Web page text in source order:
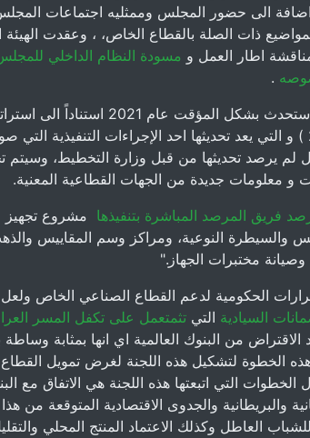
اضافة الى حضور المجلس وممثليه اجتماعات
ذات الصلة بالقطاع الخاص، ، وعقدت الهيئة
اطار العمل و مسودة النظام الداخلي
.
كان مجلس القطاع الخاص قد استحدث بشكل المؤقت عام 2021
القطاع الخاص ( 2014 – 2030 ) و التي يعد تحديثها احد الإجراءات التنفيذية
لم يرصد تحديثها من قبل وزارة التخطيط، وسيتم
و معلومات جديدة من الجهات القطاعية المعنية.
فريق المرصد المباشرة بتنفيذها مشروع تجهيز
والسيطرة النوعية، ومراكز وسم المقاييس
مختبرات الجهاز."
الحكومية لدعم القطاع الصناعي الخاص ولعل
السيادية التي تثمتعمل على تكفل المسر
من البنوك العالمية اي انها بمثابة وساطة
هذه الخطوة لتشكيل هذه اللجنة لغرض تمويل القطاع
التي اتبعتها هذه اللجنة هي الاتفاق مع
والبريطانية والجدوى الاقتصادية المتوقعة من هذا
العاطل وكذلك الاعتماد المنتج المحلي